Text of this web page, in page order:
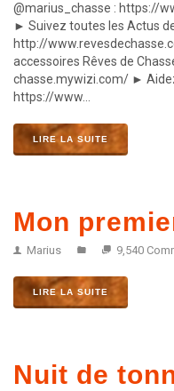
@marius_chasse : https://
► Suivez toutes les Actus
http://
accessoires Rêves de
chasse.mywizi.com/ ►
https://www...
LIRE LA SUITE
Mon
Marius 9,540
LIRE LA SUITE
Nuit de